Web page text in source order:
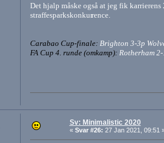
Det hjalp måske også at jeg fik
straffesparkskonkurrence.
Carabao Cup-finale: Brighton 3-3p
FA Cup 4. runde (omkamp): Rotherham
Sv: Minimalistic 2020
« Svar #26: 27 Jan 2021, 09:51